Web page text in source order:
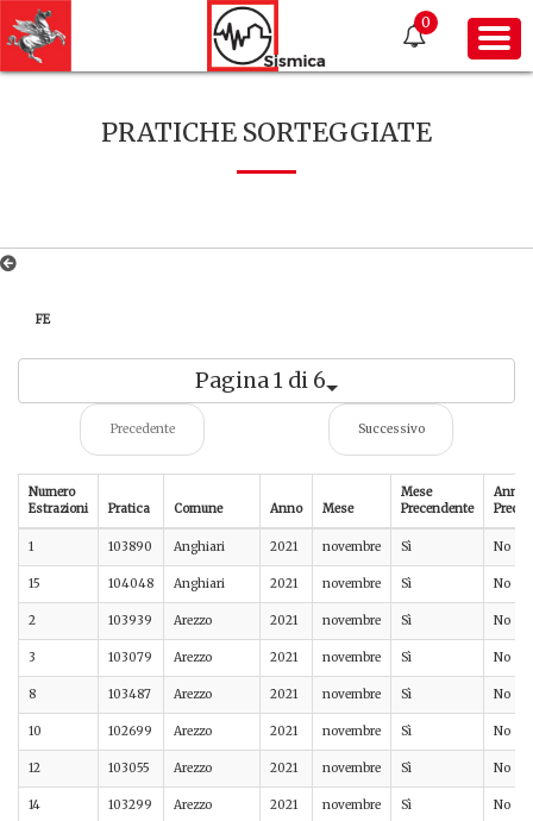
0
PRATICHE SORTEGGIATE
FE
Pagina 1 di 6
Precedente Successivo
Numero
Estrazioni
Pratica Comune Anno Mese
Mese
Precendente
Anno
1 103890 Anghiari 2021 novembre Sì No
15 104048 Anghiari 2021 novembre Sì No
2 103939 Arezzo 2021 novembre Sì No
3 103079 Arezzo 2021 novembre Sì No
8 103487 Arezzo 2021 novembre Sì No
10 102699 Arezzo 2021 novembre Sì No
12 103055 Arezzo 2021 novembre Sì No
14 103299 Arezzo 2021 novembre Sì No